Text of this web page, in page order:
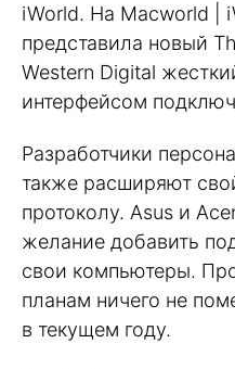
iWorld. На Macworld |
представила новый
Western Digital
интерфейсом
Разработчики
также расширяют
протоколу. Asus и
желание добавить
свои компьютеры.
планам ничего не
в текущем году.